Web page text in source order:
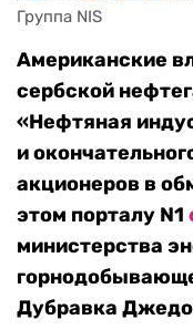
Группа NIS
Американские
сербской
«Нефтяная
и
акционеров в
этом порталу N1
министерства
Дубравка